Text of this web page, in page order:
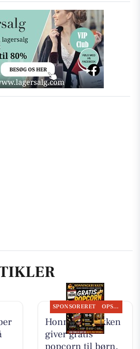
SPONSORERET OPSLAGSTAVLEN
Honning-krukken
giver gratis
popcorn til børn,